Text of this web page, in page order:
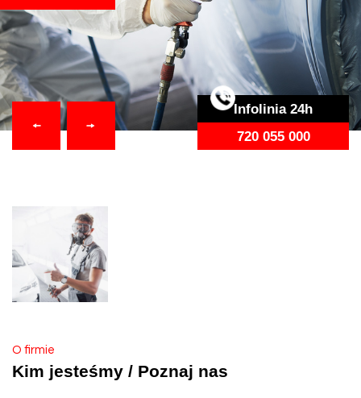
Infolinia 24h
720 055 000
O firmie
Kim jesteśmy / Poznaj nas